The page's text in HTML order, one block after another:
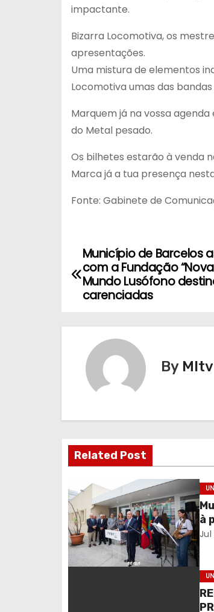
impactante.
Bizarra Locomotiva, os
apresentações.
Uma mistura de elementos
Locomotiva umas das
Marquem já na vossa
do Metal pesado.
Os bilhetes estarão à venda
Marca já a tua presença
Fonte: Gabinete de
N
a
o
d
e
a
r
Município de Barcelos
com a Fundação
Mundo Lusófono
carenciadas
By MItv
Related Post
à